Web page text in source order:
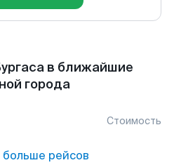
в ближайшие
города
Стоимость
рейсов